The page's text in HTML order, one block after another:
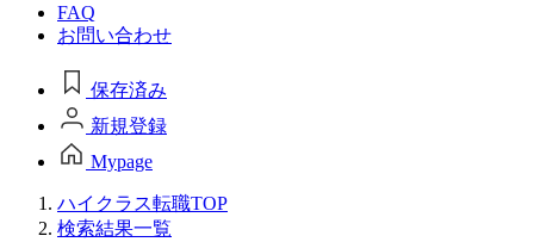
FAQ
お問い合わせ
保存済み
新規登録
Mypage
ハイクラス転職TOP
検索結果一覧